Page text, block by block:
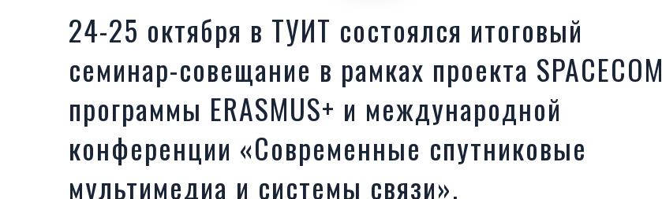
24-25 октября в ТУИТ состоялся итоговый
семинар-совещание в рамках проекта SPACECOM
программы ERASMUS+ и международной
конференции «Современные спутниковые
мультимедиа и системы связи».